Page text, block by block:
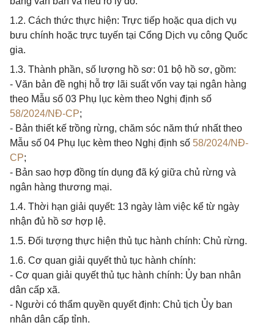
1.2. Cách thức thực hiện: Trực tiếp hoặc qua dịch vụ
bưu chính hoặc trực tuyến tại Cổng Dịch vụ công Quốc
gia.
1.3. Thành phần, số lượng hồ sơ: 01 bộ hồ sơ, gồm:
- Văn bản đề nghị hỗ trợ lãi suất vốn vay tại ngân hàng
theo Mẫu số 03 Phụ lục kèm theo Nghị định số
58/2024/NĐ-CP;
- Bản thiết kế trồng rừng, chăm sóc năm thứ nhất theo
Mẫu số 04 Phụ lục kèm theo Nghị định số 58/2024/NĐ-
CP;
- Bản sao hợp đồng tín dụng đã ký giữa chủ rừng và
ngân hàng thương mại.
1.4. Thời hạn giải quyết: 13 ngày làm việc kể từ ngày
nhận đủ hồ sơ hợp lệ.
1.5. Đối tượng thực hiện thủ tục hành chính: Chủ rừng.
1.6. Cơ quan giải quyết thủ tục hành chính:
- Cơ quan giải quyết thủ tục hành chính: Ủy ban nhân
dân cấp xã.
- Người có thẩm quyền quyết định: Chủ tịch Ủy ban
nhân dân cấp tỉnh.